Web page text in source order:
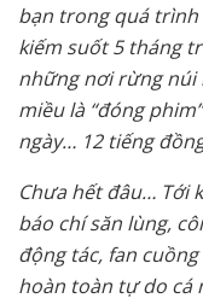
bạn trong quá
kiếm suốt 5 tháng
những nơi rừng núi
miều là “đóng
ngày… 12 tiếng
Chưa hết đâu… Tới
báo chí săn lùng,
động tác, fan
hoàn toàn tự do cá